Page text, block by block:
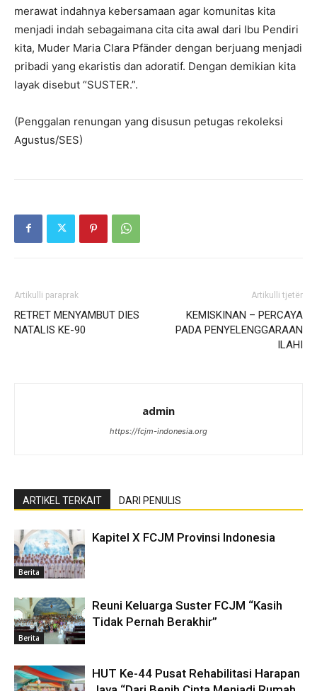
merawat indahnya kebersamaan agar komunitas kita
menjadi indah sebagaimana cita cita awal dari Ibu Pendiri
kita, Muder Maria Clara Pfänder dengan berjuang menjadi
pribadi yang ekaristis dan adoratif. Dengan demikian kita
layak disebut “SUSTER.”.
(Penggalan renungan yang disusun petugas rekoleksi
Agustus/SES)
Artikulli paraprak
RETRET MENYAMBUT DIES
NATALIS KE-90
Artikulli tjetër
KEMISKINAN – PERCAYA
PADA PENYELENGGARAAN
ILAHI
admin
https://fcjm-indonesia.org
ARTIKEL TERKAIT DARI PENULIS
Berita
Kapitel X FCJM Provinsi Indonesia
Berita
Reuni Keluarga Suster FCJM “Kasih
Tidak Pernah Berakhir”
HUT Ke-44 Pusat Rehabilitasi Harapan